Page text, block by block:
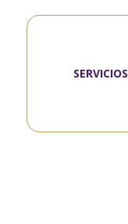
SERVICIOS